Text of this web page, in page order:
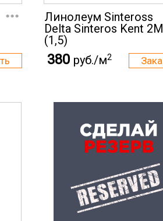
...
Линолеум Sinteross
Delta Sinteros Kent 2M
(1,5)
380 руб./м2